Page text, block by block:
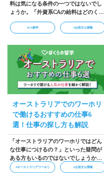
料は気になる条件の一つではないでし
ょうか。「外資系CAの給料はどのくら
方も多いはずです。この記事では、
ラインスクール「クルーラウンジ」の
卒業生の就職先を参考に、外資系CAと
日系CAの給料を紹介します。…
#CA留学 #お役立ち情報
オーストラリアでのワーホリ
で働けるおすすめの仕事6
選！仕事の探し方も解説
「オーストラリアのワーホリではどん
な仕事につけるの？」といった疑問が
ある方もいるのではないでしょうか。
海外で働く貴重な機会を得られるワー
#オーストラリアワーホリ #お役立ち情報